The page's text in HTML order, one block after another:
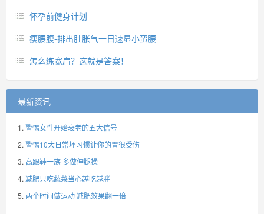
怀孕前健身计划
瘦腰腹-排出肚胀气一日速显小蛮腰
怎么练宽肩？这就是答案！
最新资讯
警惕女性开始衰老的五大信号
警惕10大日常坏习惯让你的胃很受伤
高跟鞋一族 多做伸腿操
减肥只吃蔬菜当心越吃越胖
两个时间做运动 减肥效果翻一倍